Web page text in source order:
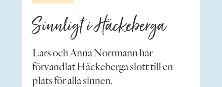
Sinnligt i Häckeberga
Lars och Anna Norrmann har
förvandlat Häckeberga slott till en
plats för alla sinnen.